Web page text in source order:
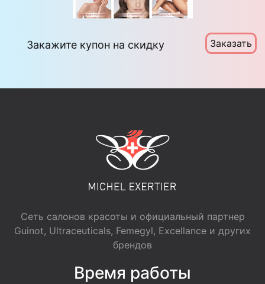
Закажите купон на скидку Заказать
Сеть салонов красоты и официальный партнер
Guinot, Ultraceuticals, Femegyl, Excellance и других
брендов
Время работы